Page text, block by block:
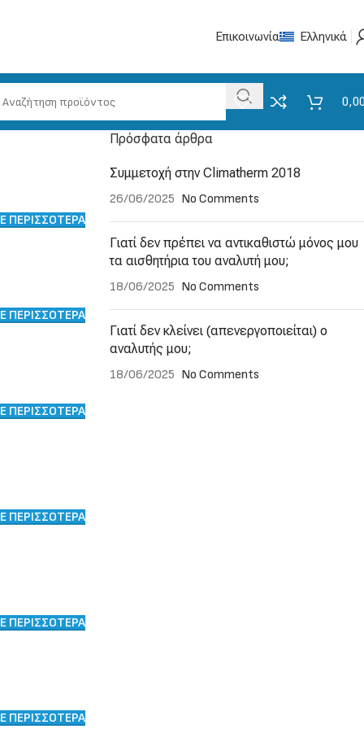
Επικοινωνία Ελληνικά
ΠΕΡΙΣΣΟΤΕΡΑ
ΠΕΡΙΣΣΟΤΕΡΑ
ΠΕΡΙΣΣΟΤΕΡΑ
ΠΕΡΙΣΣΟΤΕΡΑ
ΠΕΡΙΣΣΟΤΕΡΑ
ΠΕΡΙΣΣΟΤΕΡΑ
Πρόσφατα άρθρα
Συμμετοχή στην Climatherm 2018
26/06/2025 No Comments
Γιατί δεν πρέπει να αντικαθιστώ μόνος μου
τα αισθητήρια του αναλυτή μου;
18/06/2025 No Comments
Γιατί δεν κλείνει (απενεργοποιείται) ο
αναλυτής μου;
18/06/2025 No Comments